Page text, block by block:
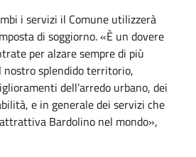
i servizi il Comune utilizzerà
di soggiorno. «È un dovere
per alzare sempre di più
nostro splendido territorio,
dell’arredo urbano, dei
e in generale dei servizi che
Bardolino nel mondo»,